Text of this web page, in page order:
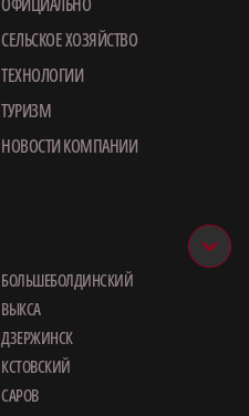
СЕЛЬСКОЕ ХОЗЯЙСТВО
ТЕХНОЛОГИИ
ТУРИЗМ
НОВОСТИ КОМПАНИИ
БОЛЬШЕБОЛДИНСКИЙ
ВЫКСА
ДЗЕРЖИНСК
КСТОВСКИЙ
САРОВ